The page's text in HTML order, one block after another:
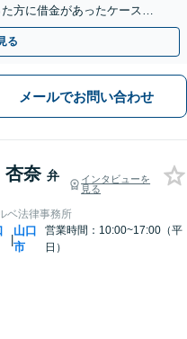
方に借金があったケースも
る
メールでお問い合わせ
杏奈 弁
インタビューを
見る
ベ法律事務所
|
山口
市
営業時間：10:00~17:00（平
日）